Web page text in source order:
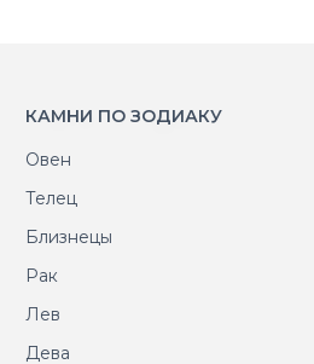
КАМНИ ПО ЗОДИАКУ
Овен
Телец
Близнецы
Рак
Лев
Дева